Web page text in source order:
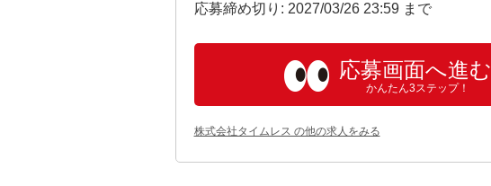
応募締め切り: 2027/03/26 23:59 まで
応募画面へ進む
かんたん3ステップ！
株式会社タイムレス の他の求人をみる